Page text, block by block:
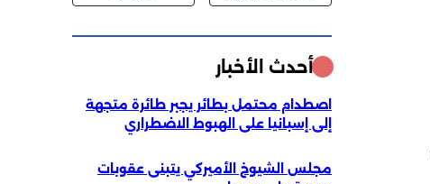
أحدث الأخبار
اصطدام محتمل بطائر يجبر طائرة متجهة
إلى إسبانيا على الهبوط الاضطراري
مجلس الشيوخ الأميركي يتبنى عقوبات